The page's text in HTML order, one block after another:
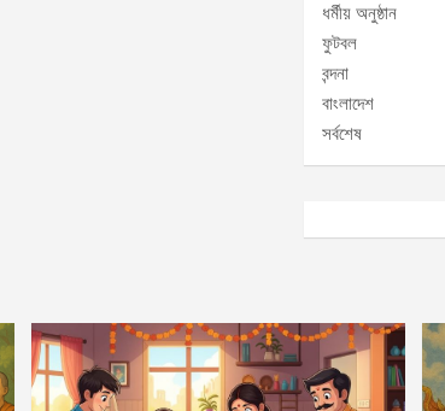
ধর্মীয় অনুষ্ঠান
ফুটবল
বন্দনা
বাংলাদেশ
সর্বশেষ